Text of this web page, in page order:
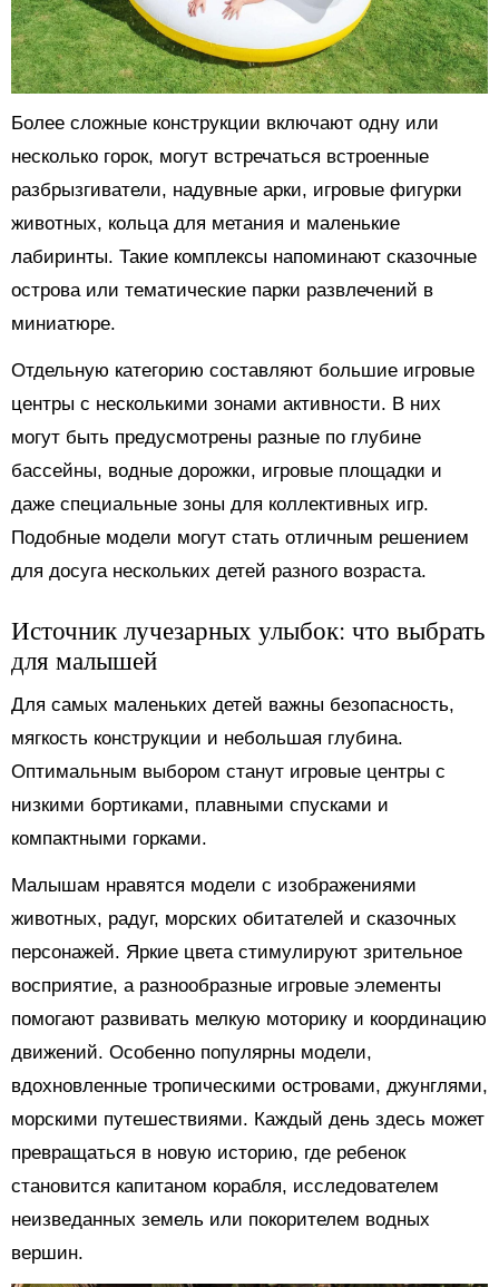
Более сложные конструкции включают одну или
несколько горок, могут встречаться встроенные
разбрызгиватели, надувные арки, игровые фигурки
животных, кольца для метания и маленькие
лабиринты. Такие комплексы напоминают сказочные
острова или тематические парки развлечений в
миниатюре.
Отдельную категорию составляют большие игровые
центры с несколькими зонами активности. В них
могут быть предусмотрены разные по глубине
бассейны, водные дорожки, игровые площадки и
даже специальные зоны для коллективных игр.
Подобные модели могут стать отличным решением
для досуга нескольких детей разного возраста.
Источник лучезарных улыбок: что выбрать
для малышей
Для самых маленьких детей важны безопасность,
мягкость конструкции и небольшая глубина.
Оптимальным выбором станут игровые центры с
низкими бортиками, плавными спусками и
компактными горками.
Малышам нравятся модели с изображениями
животных, радуг, морских обитателей и сказочных
персонажей. Яркие цвета стимулируют зрительное
восприятие, а разнообразные игровые элементы
помогают развивать мелкую моторику и координацию
движений. Особенно популярны модели,
вдохновленные тропическими островами, джунглями,
морскими путешествиями. Каждый день здесь может
превращаться в новую историю, где ребенок
становится капитаном корабля, исследователем
неизведанных земель или покорителем водных
вершин.